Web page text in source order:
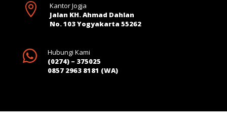

Kantor Jogja
Jalan KH. Ahmad Dahlan
No. 103 Yogyakarta 55262

Hubungi Kami
(0274) – 375025
0857 2963 8181 (WA)